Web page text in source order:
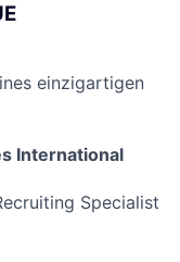
einzigartigen
International
Specialist